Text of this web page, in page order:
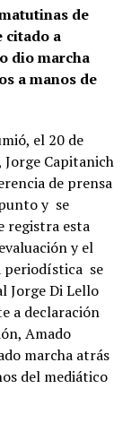
de
citado a
dio marcha
a manos de
el 20 de
Jorge Capitanich
de prensa
y se
registra esta
y el
periodística se
Jorge Di Lello
a declaración
Amado
marcha atrás
del mediático